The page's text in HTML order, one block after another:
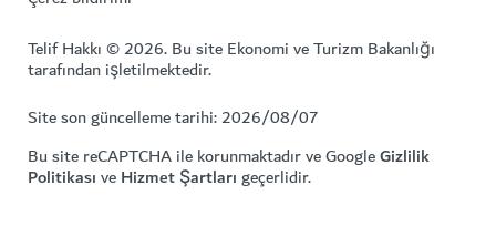
Telif Hakkı © 2026. Bu site Ekonomi ve Turizm Bakanlığı
tarafından işletilmektedir.
Site son güncelleme tarihi: 2026/08/07
Bu site reCAPTCHA ile korunmaktadır ve GoogleGizlilik
PolitikasıveHizmet Şartlarıgeçerlidir.